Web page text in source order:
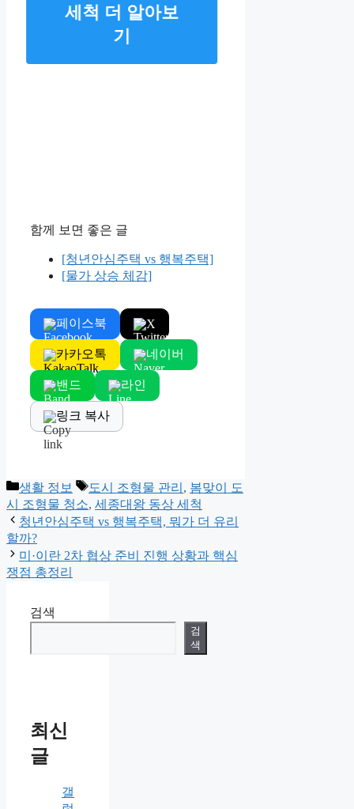
세척 더 알아보
기
함께 보면 좋은 글
[청년안심주택 vs 행복주택]
[물가 상승 체감]
페이스북 X
카카오톡 네이버
밴드 라인
링크 복사
Categories
생활 정보 Tags
도시 조형물 관리 , 봄맞이 도
시 조형물 청소, 세종대왕 동상 세척
청년안심주택 vs 행복주택, 뭐가 더 유리
할까?
미·이란 2차 협상 준비 진행 상황과 핵심
쟁점 총정리
검색
검
색
최신
글
갤